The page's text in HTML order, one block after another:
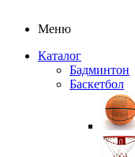
Меню
Каталог
Бадминтон
Баскетбол